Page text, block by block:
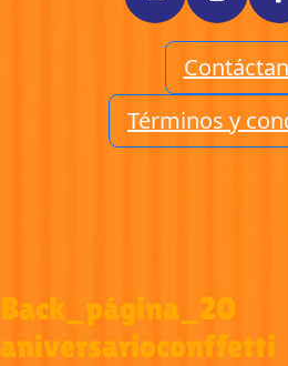
Términos y
Back_página_20
aniversarioconffetti